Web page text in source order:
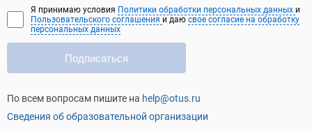
Подписаться
Я принимаю условия Политики обработки персональных данных и
Пользовательского соглашения и даю свое согласие на обработку
персональных данных
По всем вопросам пишите на help@otus.ru
Сведения об образовательной организации